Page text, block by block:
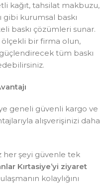
kağıt, tahsilat makbuzu,
gibi kurumsal baskı
baskı çözümleri sunar.
bir firma olun,
tüm baskı
geneli güvenli kargo ve
alışverişinizi daha
her şeyi güvenle tek
Kırtasiye’yi ziyaret
kolaylığını